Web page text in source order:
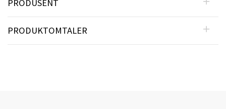
PRODUSENT
PRODUKTOMTALER